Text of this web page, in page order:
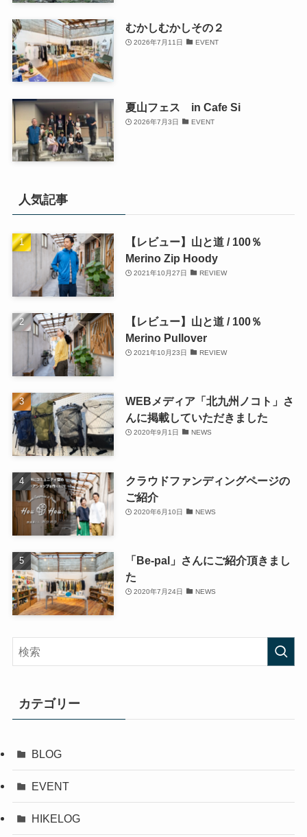
むかしむかしその２
2026年7月11日 EVENT
夏山フェス in Cafe Si
2026年7月3日 EVENT
人気記事
【レビュー】山と道 / 100％
Merino Zip Hoody
2021年10月27日 REVIEW
【レビュー】山と道 / 100％
Merino Pullover
2021年10月23日 REVIEW
WEBメディア「北九州ノコト」さ
んに掲載していただきました
2020年9月1日 NEWS
クラウドファンディングページの
ご紹介
2020年6月10日 NEWS
「Be-pal」さんにご紹介頂きまし
た
2020年7月24日 NEWS
カテゴリー
BLOG
EVENT
HIKELOG